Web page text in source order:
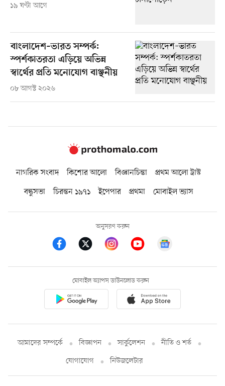
১৯ ঘণ্টা আগে
বাংলাদেশ–ভারত সম্পর্ক:
স্পর্শকাতরতা এড়িয়ে অভিন্ন
স্বার্থের প্রতি মনোযোগ বাঞ্ছনীয়
০৮ আগস্ট ২০২৬
নাগরিক সংবাদ কিশোর আলো বিজ্ঞানচিন্তা
প্রথম আলো ট্রাস্ট
বন্ধুসভা
চিরন্তন ১৯৭১ ইপেপার প্রথমা মোবাইল ভ্যাস
অনুসরণ করুন
মোবাইল অ্যাপস ডাউনলোড করুন
আমাদের সম্পর্কে বিজ্ঞাপন সার্কুলেশন
নীতি ও শর্ত
যোগাযোগ
নিউজলেটার